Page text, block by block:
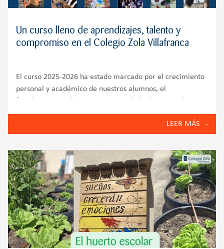
Un curso lleno de aprendizajes, talento y
compromiso en el Colegio Zola Villafranca
El curso 2025-2026 ha estado marcado por el crecimiento
personal y académico de nuestros alumnos, el
puesta en marcha de iniciativas que reflejan los valores
del Colegio Zola Villafranca: innovación, bienestarLEER MÁS